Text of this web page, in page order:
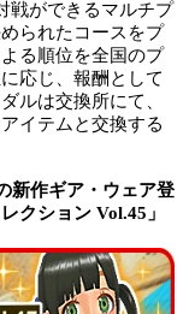
戦ができるマルチプ
られたコースをプ
る順位を全国のプ
応じ、報酬として
ルは交換所にて、
イテムと交換する
新作ギア・ウェア登
クション Vol.45」